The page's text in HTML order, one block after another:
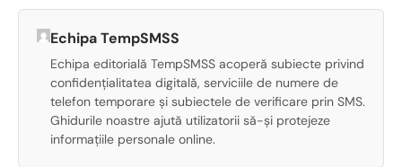
Echipa TempSMSS
Echipa editorială TempSMSS acoperă subiecte privind
confidențialitatea digitală, serviciile de numere de
telefon temporare și subiectele de verificare prin SMS.
Ghidurile noastre ajută utilizatorii să-și protejeze
informațiile personale online.